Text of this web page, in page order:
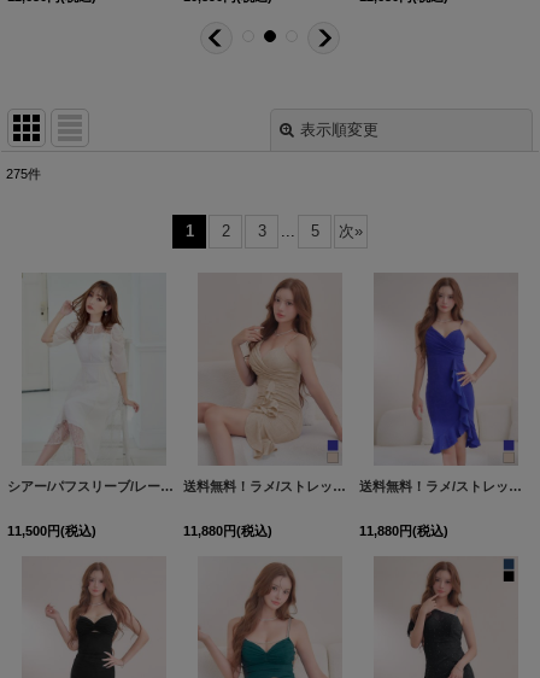
表示順変更
絞り込む
275件
1 2 3 5 次»
シアー/パフスリーブ/レース/パール/フレアー/七分袖/ワンピースドレス/キャバドレス【S-Lサイズ/1カラー】[HC02]
11,500円(税込)
送料無料！ラメ/ストレッチ/裾フリル/サイドスリット/アシンメトリー/ビジュー/キャミ/谷間見せ/ミディアムドレス/キャバドレス【XS-Mサイズ/2カラー】[OF01]【SB】dzmuFV
11,880円(税込)
送料無料！ラメ/ストレッチ/裾フリル/サイドスリット/アシンメトリー/ビジュー/キャミ/谷間見せ/ミディアムドレス/キャバドレス【XS-Mサイズ/2カラー】[OF01]【SB】dzmuFV
11,880円(税込)